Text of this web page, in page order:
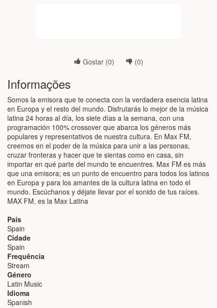
Gostar (0) (0)
Informações
Somos la emisora que te conecta con la verdadera esencia latina
en Europa y el resto del mundo. Disfrutarás lo mejor de la música
latina 24 horas al día, los siete días a la semana, con una
programación 100% crossover que abarca los géneros más
populares y representativos de nuestra cultura. En Max FM,
creemos en el poder de la música para unir a las personas,
cruzar fronteras y hacer que te sientas como en casa, sin
importar en qué parte del mundo te encuentres. Max FM es más
que una emisora; es un punto de encuentro para todos los latinos
en Europa y para los amantes de la cultura latina en todo el
mundo. Escúchanos y déjate llevar por el sonido de tus raíces.
MAX FM, es la Max Latina
País
Spain
Cidade
Spain
Frequência
Stream
Género
Latin Music
Idioma
Spanish